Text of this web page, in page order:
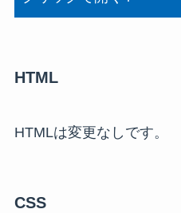
HTML
HTMLは変更なしです。
CSS